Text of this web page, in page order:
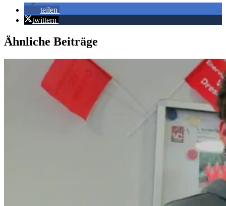
teilen
twittern
Ähnliche Beiträge